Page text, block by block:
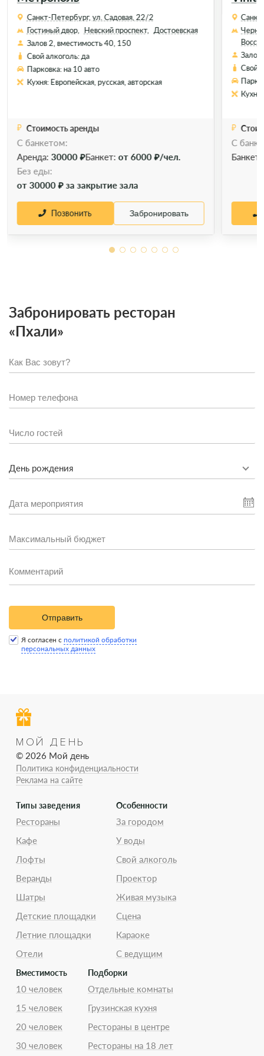
Санкт-Петербург, ул. Садовая, 22/2
Гостиный двор,
Невский проспект,
Достоевская
Залов 2, вместимость 40, 150
Свой алкоголь: да
Парковка: на 10 авто
Кухня: Европейская, русская, авторская
Стоимость аренды
С банкетом:
Аренда: 30000 ₽Банкет:от 6000 ₽/чел.
Без еды:
от 30000 ₽ за закрытие зала
Позвонить Забронировать
Залов
Свой
С
Банкет:
Забронировать ресторан
«Пхали»
День рождения
Отправить
Я согласен с политикой обработки
персональных данных
МОЙ ДЕНЬ
© 2026 Мой день
Политика конфиденциальности
Реклама на сайте
Типы заведения
Рестораны
Кафе
Лофты
Веранды
Шатры
Детские площадки
Летние площадки
Отели
Особенности
За городом
У воды
Свой алкоголь
Проектор
Живая музыка
Сцена
Караоке
С ведущим
Вместимость
10 человек
15 человек
20 человек
30 человек
Подборки
Отдельные комнаты
Грузинская кухня
Рестораны в центре
Рестораны на 18 лет